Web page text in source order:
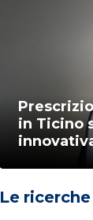
in Ticino
Le